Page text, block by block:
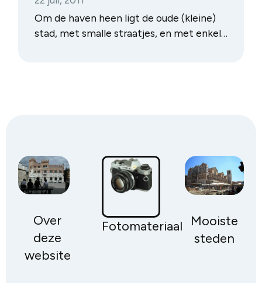
Om de haven heen ligt de oude (kleine)
stad, met smalle straatjes, en met enkele
Over
deze
website
Fotomateriaal
Mooiste
steden